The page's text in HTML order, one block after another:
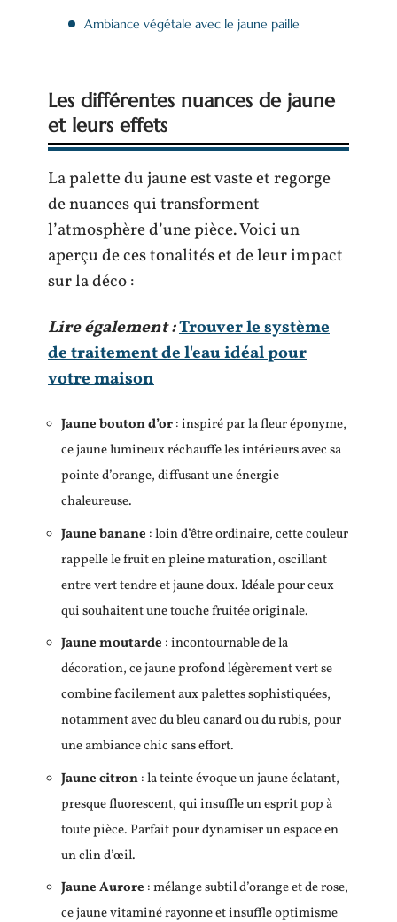
Ambiance végétale avec le jaune paille
Les différentes nuances de jaune
et leurs effets
La palette du jaune est vaste et regorge
de nuances qui transforment
l’atmosphère d’une pièce. Voici un
aperçu de ces tonalités et de leur impact
sur la déco :
Lire également :Trouver le système
de traitement de l'eau idéal pour
votre maison
Jaune bouton d’or: inspiré par la fleur éponyme,
ce jaune lumineux réchauffe les intérieurs avec sa
pointe d’orange, diffusant une énergie
chaleureuse.
Jaune banane : loin d’être ordinaire, cette couleur
rappelle le fruit en pleine maturation, oscillant
entre vert tendre et jaune doux. Idéale pour ceux
qui souhaitent une touche fruitée originale.
Jaune moutarde : incontournable de la
décoration, ce jaune profond légèrement vert se
combine facilement aux palettes sophistiquées,
notamment avec du bleu canard ou du rubis, pour
une ambiance chic sans effort.
Jaune citron: la teinte évoque un jaune éclatant,
presque fluorescent, qui insuffle un esprit pop à
toute pièce. Parfait pour dynamiser un espace en
un clin d’œil.
Jaune Aurore : mélange subtil d’orange et de rose,
ce jaune vitaminé rayonne et insuffle optimisme